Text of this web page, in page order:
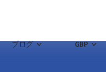
ブログ GBP